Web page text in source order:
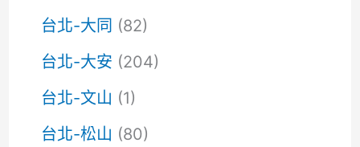
台北-大同 (82)
台北-大安 (204)
台北-文山 (1)
台北-松山 (80)